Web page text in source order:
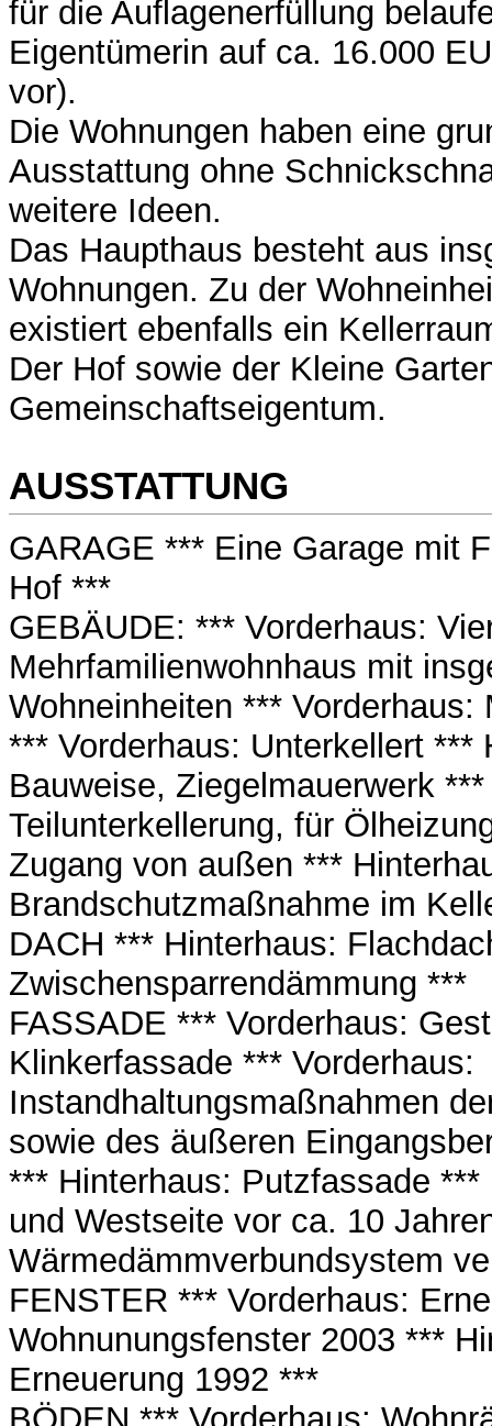
für die Auflagenerfüllung
Eigentümerin auf ca. 16.000
vor).
Die Wohnungen haben eine
Ausstattung ohne
weitere Ideen.
Das Haupthaus besteht aus
Wohnungen. Zu der
existiert ebenfalls ein
Der Hof sowie der Kleine
Gemeinschaftseigentum.
AUSSTATTUNG
GARAGE *** Eine Garage mit
Hof ***
GEBÄUDE: *** Vorderhaus:
Mehrfamilienwohnhaus mit
Wohneinheiten *** Vorderhaus:
*** Vorderhaus: Unterkellert ***
Bauweise, Ziegelmauerwerk
Teilunterkellerung, für
Zugang von außen ***
Brandschutzmaßnahme im
DACH *** Hinterhaus:
Zwischensparrendämmung ***
FASSADE *** Vorderhaus:
Klinkerfassade *** Vorderhaus:
Instandhaltungsmaßnahmen
sowie des äußeren
*** Hinterhaus: Putzfassade ***
und Westseite vor ca. 10
Wärmedämmverbundsystem
FENSTER *** Vorderhaus:
Wohnunungsfenster 2003 ***
Erneuerung 1992 ***